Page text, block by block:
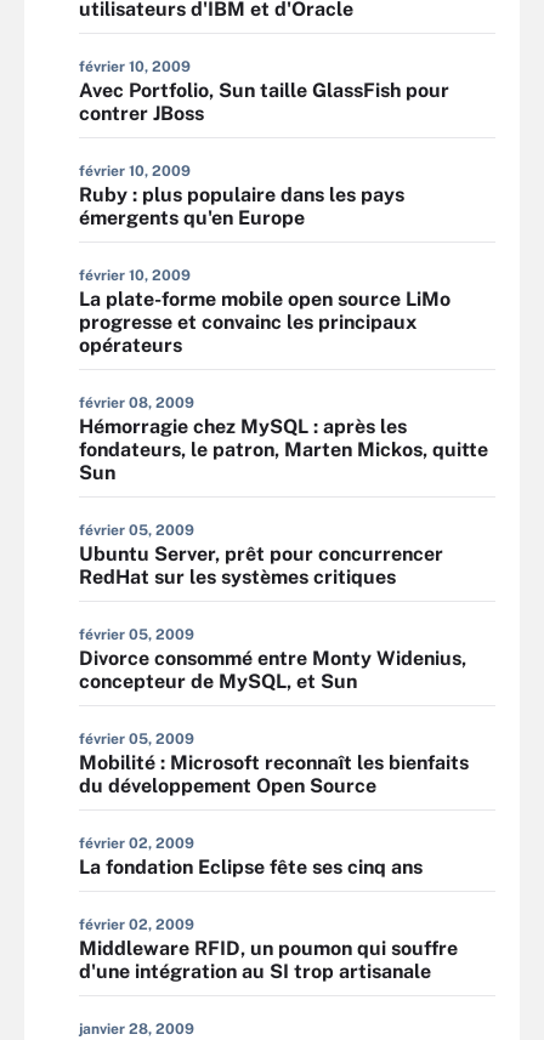
utilisateurs d'IBM et d'Oracle
février 10, 2009
Avec Portfolio, Sun taille GlassFish pour
contrer JBoss
février 10, 2009
Ruby : plus populaire dans les pays
émergents qu'en Europe
février 10, 2009
La plate-forme mobile open source LiMo
progresse et convainc les principaux
opérateurs
février 08, 2009
Hémorragie chez MySQL : après les
fondateurs, le patron, Marten Mickos, quitte
Sun
février 05, 2009
Ubuntu Server, prêt pour concurrencer
RedHat sur les systèmes critiques
février 05, 2009
Divorce consommé entre Monty Widenius,
concepteur de MySQL, et Sun
février 05, 2009
Mobilité : Microsoft reconnaît les bienfaits
du développement Open Source
février 02, 2009
La fondation Eclipse fête ses cinq ans
février 02, 2009
Middleware RFID, un poumon qui souffre
d'une intégration au SI trop artisanale
janvier 28, 2009